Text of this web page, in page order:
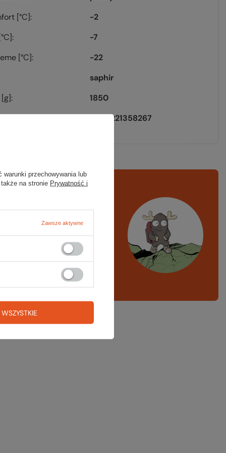
[°C]
-2
-7
[°C]
-22
saphir
[g]
1850
5908221358267
LISTA SPRZĘTOWA
warunki przechowywania lub
na stronie Prywatność i
Zawsze aktywne